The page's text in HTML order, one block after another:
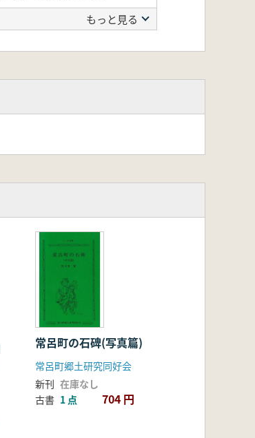
もっと見る
常呂町の石碑(写真篇)
常呂町郷土研究同好会
新刊 在庫なし
古書 1 点 704 円